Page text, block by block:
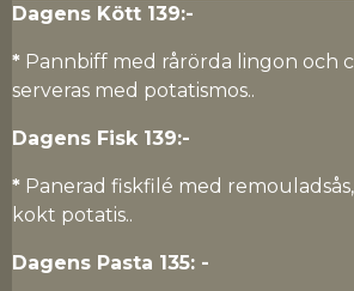
Dagens Kött 139:-
* Pannbiff med rårörda lingon och
serveras med potatismos..
Dagens Fisk 139:-
* Panerad fiskfilé med
kokt potatis..
Dagens Pasta 135: -